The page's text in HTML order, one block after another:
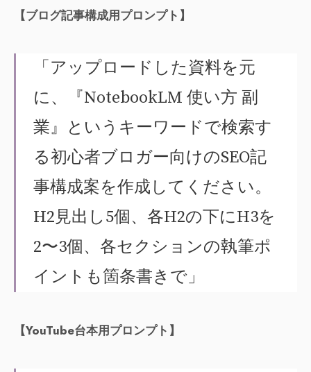
【ブログ記事構成用プロンプト】
「アップロードした資料を元
に、『NotebookLM 使い方 副
業』というキーワードで検索す
る初心者ブロガー向けのSEO記
事構成案を作成してください。
H2見出し5個、各H2の下にH3を
2〜3個、各セクションの執筆ポ
イントも箇条書きで」
【YouTube台本用プロンプト】